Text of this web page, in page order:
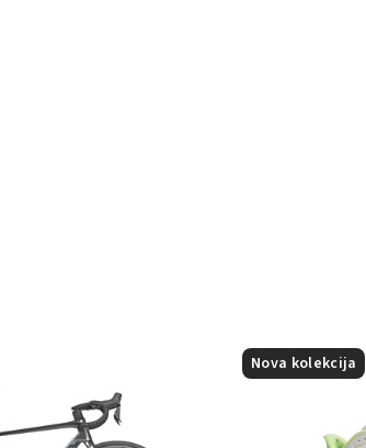
Nova kolekcija